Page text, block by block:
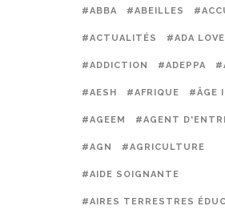
#ABBA #ABEILLES
#ACTUALITÉS #ADA
#ADDICTION #ADEPPA
#AESH #AFRIQUE #ÂGE
#AGEEM #AGENT
#AGN #AGRICULTURE
#AIDE SOIGNANTE
#AIRES TERRESTRES